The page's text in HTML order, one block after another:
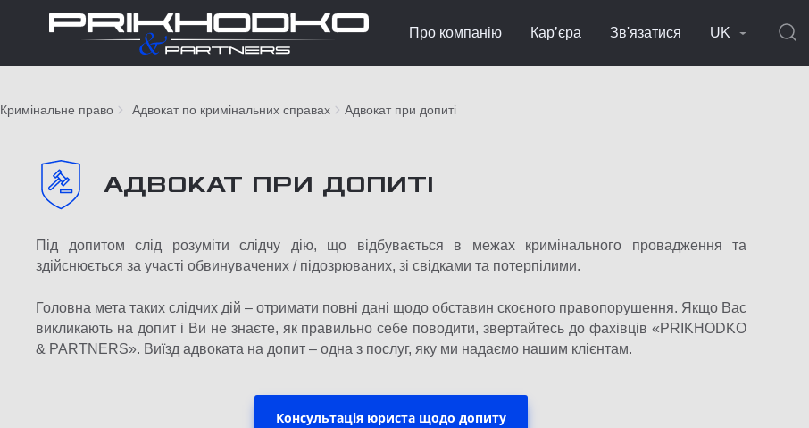
Про компанію Кар’єра Зв'язатися UK
Кримінальне право Адвокат по кримінальних справах Адвокат при допиті
АДВОКАТ ПРИ ДОПИТІ
Під допитом слід розуміти слідчу дію, що відбувається в межах кримінального провадження та
здійснюється за участі обвинувачених / підозрюваних, зі свідками та потерпілими.
Головна мета таких слідчих дій – отримати повні дані щодо обставин скоєного правопорушення. Якщо Вас
викликають на допит і Ви не знаєте, як правильно себе поводити, звертайтесь до фахівців «PRIKHODKO
& PARTNERS». Виїзд адвоката на допит – одна з послуг, яку ми надаємо нашим клієнтам.
Консультація юриста щодо допиту